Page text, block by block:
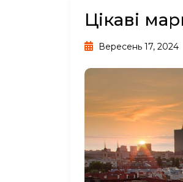
Цікаві
Вересень 17, 2024